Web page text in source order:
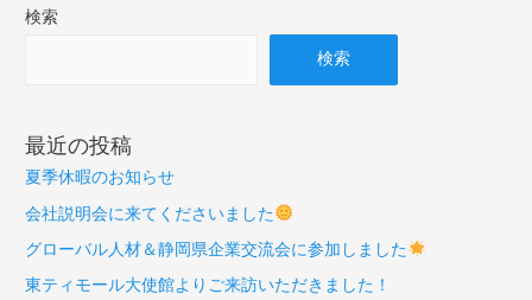
検索
検索
最近の投稿
夏季休暇のお知らせ
会社説明会に来てくださいました
グローバル人材＆静岡県企業交流会に参加しました
東ティモール大使館よりご来訪いただきました！